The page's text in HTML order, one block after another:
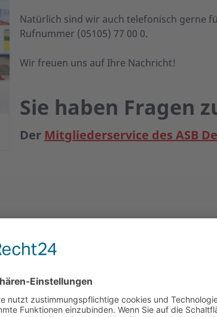
Natürlich sind wir auch telefonisch gerne
Rufnummer (05105) 77 00 0.
Wir freuen uns auf Ihre Nachricht!
Sie haben Fragen
Der Mitgliederservice des ASB